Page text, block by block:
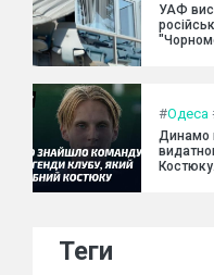
УАФ
#Одеса
Динамо
Костюку.
Теги